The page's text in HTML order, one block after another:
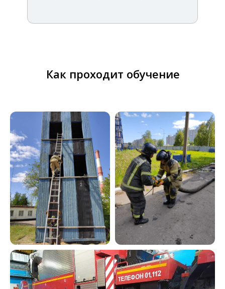
Как проходит обучение